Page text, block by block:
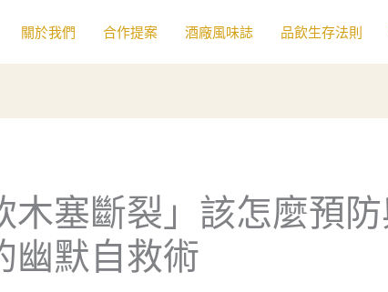
關於我們 合作提案 酒廠風味誌 品飲生存法則
木塞斷裂」該怎麼預
幽默自救術